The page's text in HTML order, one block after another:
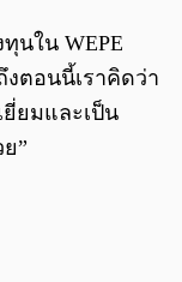
นใน WEPE
งตอนนี้เราคิดว่า
ยี่ยมและเป็น
”